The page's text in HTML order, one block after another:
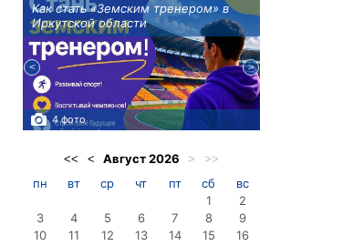
Как стать «Земским тренером» в
Иркутской области
4 фото
<< < Август2026 > >>
пн вт ср чт пт сб
вс
1
2
3
4 5 6 7 8
9
10
11 12 13 14 15
16